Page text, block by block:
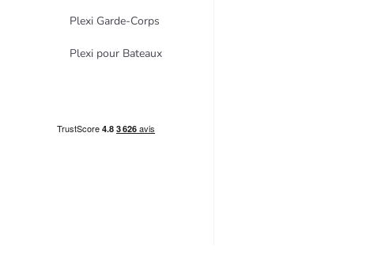
Plexi Garde-Corps
Plexi pour Bateaux